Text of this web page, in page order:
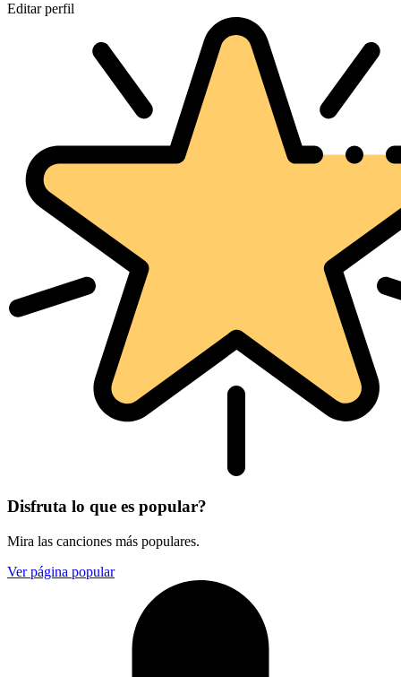
Editar perfil
Disfruta lo que es popular?
Mira las canciones más populares.
Ver página popular